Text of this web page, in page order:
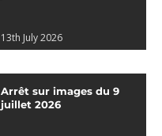
13th July 2026
Arrêt sur images du 9
juillet 2026